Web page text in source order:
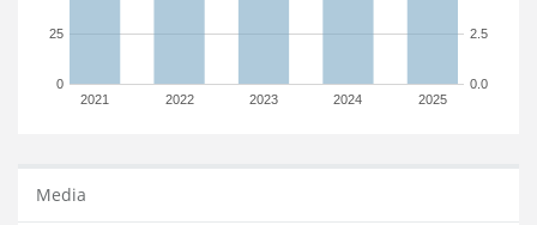
2021 2022 2023 2024 2025
0
25
0.0
2.5
Media